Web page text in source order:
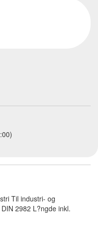
Til industri- og
2982 L?ngde inkl.